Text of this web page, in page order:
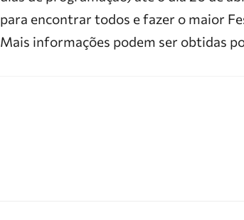
para encontrar todos e fazer o maior
Mais informações podem ser obtidas